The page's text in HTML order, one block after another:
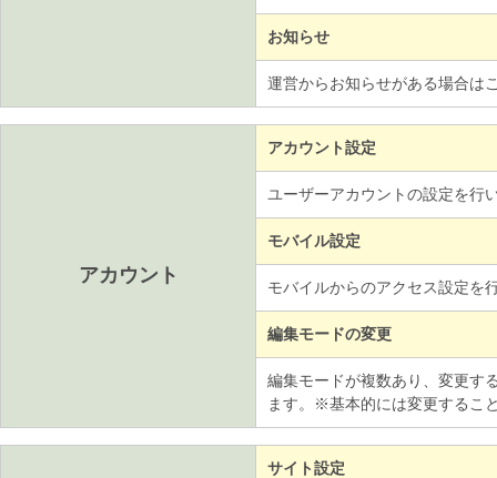
お知らせ
運営からお知らせがある場合は
アカウント
アカウント設定
ユーザーアカウントの設定を行
モバイル設定
モバイルからのアクセス設定を
編集モードの変更
編集モードが複数あり、変更す
ます。※基本的には変更するこ
サイト設定